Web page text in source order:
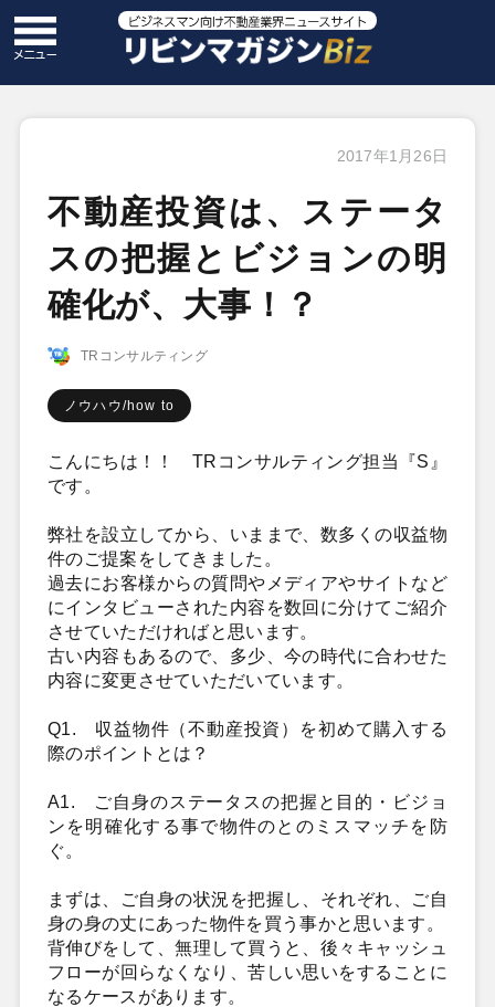
2017年1月26日
不動産投資は、ステータ
スの把握とビジョンの明
確化が、大事！？
TRコンサルティング
ノウハウ/how to
こんにちは！！ TRコンサルティング担当『S』
です。
弊社を設立してから、いままで、数多くの収益物
件のご提案をしてきました。
過去にお客様からの質問やメディアやサイトなど
にインタビューされた内容を数回に分けてご紹介
させていただければと思います。
古い内容もあるので、多少、今の時代に合わせた
内容に変更させていただいています。
Q1. 収益物件（不動産投資）を初めて購入する
際のポイントとは？
A1. ご自身のステータスの把握と目的・ビジョ
ンを明確化する事で物件のとのミスマッチを防
ぐ。
まずは、ご自身の状況を把握し、それぞれ、ご自
身の身の丈にあった物件を買う事かと思います。
背伸びをして、無理して買うと、後々キャッシュ
フローが回らなくなり、苦しい思いをすることに
なるケースがあります。